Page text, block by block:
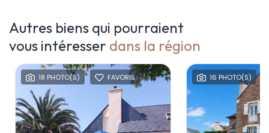
Autres biens qui pourraient
vous intéresser dans la région
18 PHOTO(S) FAVORIS 16 PHOTO(S)